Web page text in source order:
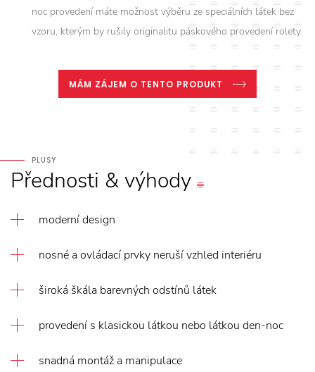
noc provedení máte možnost výběru ze speciálních látek bez
vzoru, kterým by rušily originalitu páskového provedení rolety.
MÁM ZÁJEM O TENTO PRODUKT
PLUSY
Přednosti &výhody
moderní design
nosné a ovládací prvky neruší vzhled interiéru
široká škála barevných odstínů látek
provedení s klasickou látkou nebo látkou den-noc
snadná montáž a manipulace